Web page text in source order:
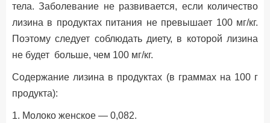
тела. Заболевание не развивается, если количество
лизина в продуктах питания не превышает 100 мг/кг.
Поэтому следует соблюдать диету, в которой лизина
не будет больше, чем 100 мг/кг.
Содержание лизина в продуктах (в граммах на 100 г
продукта):
1. Молоко женское — 0,082.